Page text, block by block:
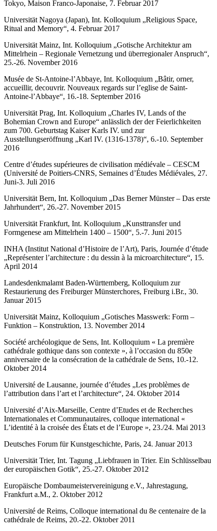
Tokyo, Maison Franco-Japonaise, 7. Februar 2017
Universität Nagoya (Japan), Int. Kolloquium „Religious Space,
Ritual and Memory“, 4. Februar 2017
Universität Mainz, Int. Kolloquium „Gotische Architektur am
Mittelrhein – Regionale Vernetzung und überregionaler Anspruch“,
25.-26. November 2016
Musée de St-Antoine-l’Abbaye, Int. Kolloquium „Bâtir, orner,
accueillir, decouvrir. Nouveaux regards sur l’eglise de Saint-
Antoine-l’Abbaye“, 16.-18. September 2016
Universität Prag, Int. Kolloquium „Charles IV, Lands of the
Bohemian Crown and Europe“ anlässlich der der Feierlichkeiten
zum 700. Geburtstag Kaiser Karls IV. und zur
Ausstellungseröffnung „Karl IV. (1316-1378)“, 6.-10. September
2016
Centre d’études supérieures de civilisation médiévale – CESCM
(Université de Poitiers-CNRS, Semaines d’Études Médiévales, 27.
Juni-3. Juli 2016
Universität Bern, Int. Kolloquium „Das Berner Münster – Das erste
Jahrhundert“, 26.-27. November 2015
Universität Frankfurt, Int. Kolloquium „Kunsttransfer und
Formgenese am Mittelrhein 1400 – 1500“, 5.-7. Juni 2015
INHA (Institut National d’Histoire de l’Art), Paris, Journée d’étude
„Représenter l’architecture : du dessin à la microarchitecture“, 15.
April 2014
Landesdenkmalamt Baden-Württemberg, Kolloquium zur
Restaurierung des Freiburger Münsterchores, Freiburg i.Br., 30.
Januar 2015
Universität Mainz, Kolloquium „Gotisches Masswerk: Form –
Funktion – Konstruktion, 13. November 2014
Société archéologique de Sens, Int. Kolloquium « La première
cathédrale gothique dans son contexte », à l’occasion du 850e
anniversaire de la consécration de la cathédrale de Sens, 10.-12.
Oktober 2014
Université de Lausanne, journée d’études „Les problèmes de
l’attribution dans l’art et l’architecture“, 24. Oktober 2014
Université d’Aix-Marseille, Centre d’Etudes et de Recherches
Internationales et Communautaires, colloque international «
L’identité à la croisée des États et de l’Europe », 23./24. Mai 2013
Deutsches Forum für Kunstgeschichte, Paris, 24. Januar 2013
Universität Trier, Int. Tagung „Liebfrauen in Trier. Ein Schlüsselbau
der europäischen Gotik“, 25.-27. Oktober 2012
Europäische Dombaumeistervereinigung e.V., Jahrestagung,
Frankfurt a.M., 2. Oktober 2012
Université de Reims, Colloque international du 8e centenaire de la
cathédrale de Reims, 20.-22. Oktober 2011